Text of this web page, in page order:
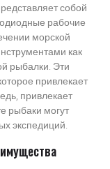
собой
рабочие
морской
как
рыбалки. Эти
привлекает
привлекает
рыбаки могут
экспедиций.